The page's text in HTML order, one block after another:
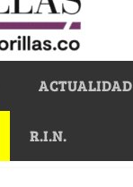
ACTUALIDAD
R.I.N.